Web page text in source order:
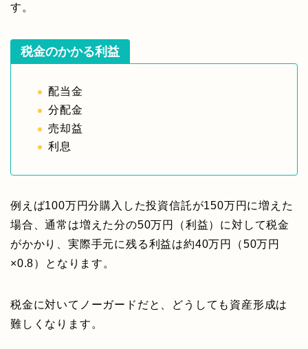
す。
税金のかかる利益
配当金
分配金
売却益
利息
例えば100万円分購入した投資信託が150万円に増えた
場合、通常は増えた分の50万円（利益）に対して税金
がかかり、実際手元に残る利益は約40万円（50万円
×0.8）となります。
税金に対いてノーガードだと、どうしても資産形成は
難しくなります。